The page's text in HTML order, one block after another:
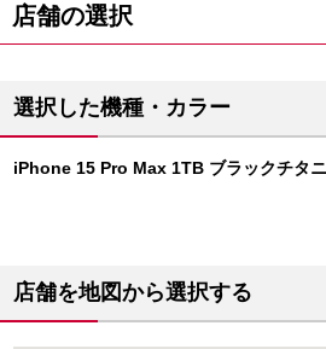
店舗の選択
選択した機種・カラー
iPhone 15 Pro Max 1TB ブラックチタ
店舗を地図から選択する